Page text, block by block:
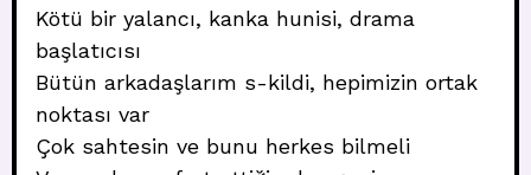
Kötü bir yalancı, kanka hunisi, drama
başlatıcısı
Bütün arkadaşlarım s-kildi, hepimizin ortak
noktası var
Çok sahtesin ve bunu herkes bilmeli